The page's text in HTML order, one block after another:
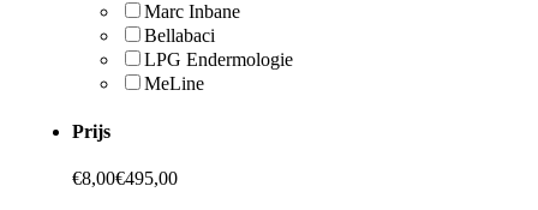
Marc Inbane
Bellabaci
LPG Endermologie
MeLine
Prijs
€8,00€495,00